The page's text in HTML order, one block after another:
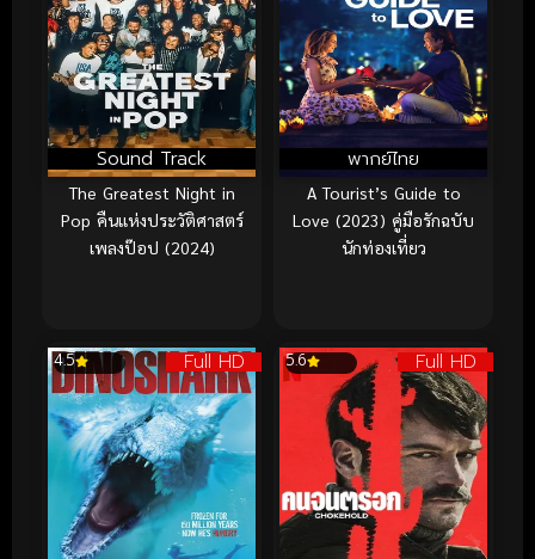
Sound Track
The Greatest Night in
Pop คืนแห่งประวัติศาสตร์
เพลงป๊อป (2024)
พากย์ไทย
A Tourist’s Guide to
Love (2023) คู่มือรักฉบับ
นักท่องเที่ยว
Full HD
4.5 Full HD
5.6